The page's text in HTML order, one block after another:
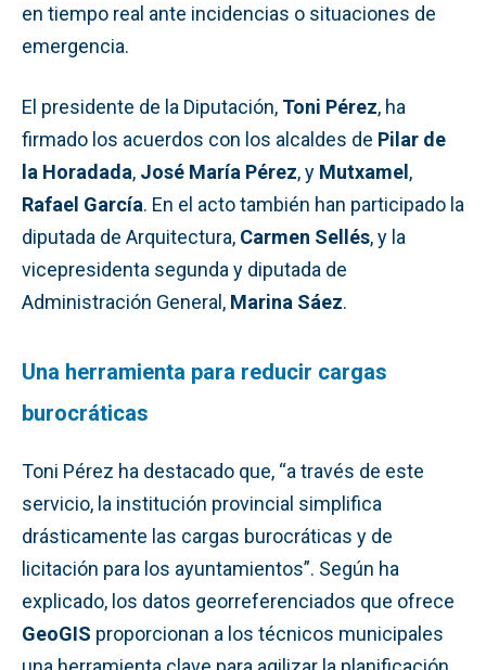
en tiempo real ante incidencias o situaciones de
emergencia.
El presidente de la Diputación, Toni Pérez, ha
firmado los acuerdos con los alcaldes de Pilar de
la Horadada, José María Pérez, y Mutxamel,
Rafael García. En el acto también han participado la
diputada de Arquitectura, Carmen Sellés, y la
vicepresidenta segunda y diputada de
Administración General, Marina Sáez.
Una herramienta para reducir cargas
burocráticas
Toni Pérez ha destacado que, “a través de este
servicio, la institución provincial simplifica
drásticamente las cargas burocráticas y de
licitación para los ayuntamientos”. Según ha
explicado, los datos georreferenciados que ofrece
GeoGIS proporcionan a los técnicos municipales